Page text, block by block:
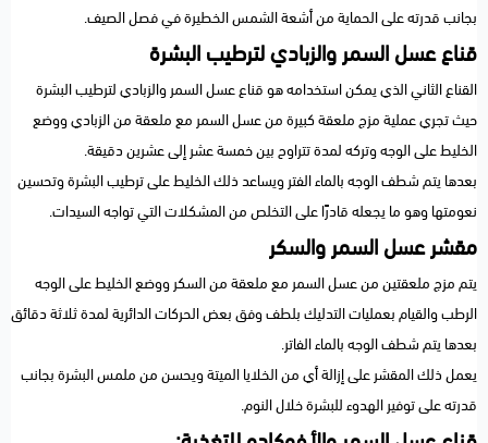
بجانب قدرته على الحماية من أشعة الشمس الخطيرة في فصل الصيف.
قناع عسل السمر والزبادي لترطيب البشرة
القناع الثاني الذي يمكن استخدامه هو قناع عسل السمر والزبادي لترطيب البشرة
حيث تجري عملية مزج ملعقة كبيرة من عسل السمر مع ملعقة من الزبادي ووضع
الخليط على الوجه وتركه لمدة تتراوح بين خمسة عشر إلى عشرين دقيقة.
بعدها يتم شطف الوجه بالماء الفتر ويساعد ذلك الخليط على ترطيب البشرة وتحسين
نعومتها وهو ما يجعله قادرًا على التخلص من المشكلات التي تواجه السيدات.
مقشر عسل السمر والسكر
يتم مزج ملعقتين من عسل السمر مع ملعقة من السكر ووضع الخليط على الوجه
الرطب والقيام بعمليات التدليك بلطف وفق بعض الحركات الدائرية لمدة ثلاثة دقائق
بعدها يتم شطف الوجه بالماء الفاتر.
يعمل ذلك المقشر على إزالة أي من الخلايا الميتة ويحسن من ملمس البشرة بجانب
قدرته على توفير الهدوء للبشرة خلال النوم.